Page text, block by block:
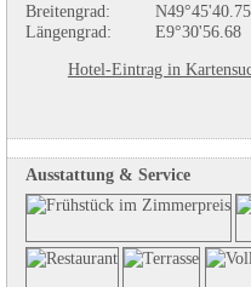
Breitengrad:
N49°45'40.75
Längengrad:
E9°30'56.68
Hotel-Eintrag in
Ausstattung & Service
Eintrags-Details anzeigen